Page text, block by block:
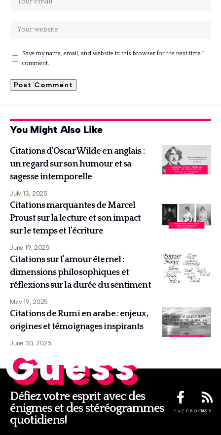
Save my name, email, and website in this browser for the next time I
comment.
You Might Also Like
Citations d’Oscar Wilde en anglais :
un regard sur son humour et sa
sagesse intemporelle
July 13, 2025
Citations marquantes de Marcel
Proust sur la lecture et son impact
sur le temps et l’écriture
June 19, 2025
Citations sur l’amour éternel :
dimensions philosophiques et
réflexions sur la durée du sentiment
May 19, 2025
Citations de Rumi en arabe : enjeux,
origines et témoignages inspirants
June 30, 2025
Guess
Défiez votre esprit avec des
énigmes et des stéréogrammes
quotidiens!
FACEBOOKRSS